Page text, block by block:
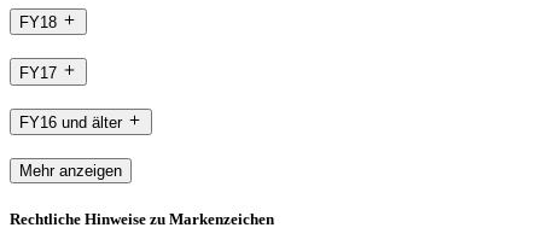
FY18
FY17
FY16 und älter
Mehr anzeigen
Rechtliche Hinweise zu Markenzeichen